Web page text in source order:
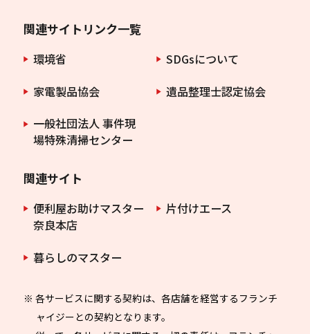
関連サイトリンク一覧
環境省
SDGsについて
家電製品協会
遺品整理士認定協会
一般社団法人 事件現
場特殊清掃センター
関連サイト
便利屋お助けマスター
奈良本店
片付けエース
暮らしのマスター
※ 各サービスに関する契約は、各店舗を経営するフランチ
ャイジーとの契約となります。